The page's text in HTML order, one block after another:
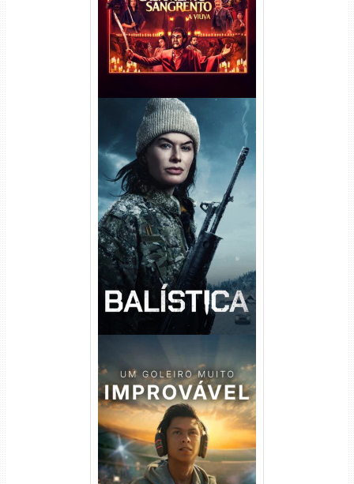
Balística Torrent (2025) WEB-
DL 1080p Dual Áudio
Um Goleiro Muito Improvável
Torrent (2026) WEB-DL 1080p
Dual Áudio